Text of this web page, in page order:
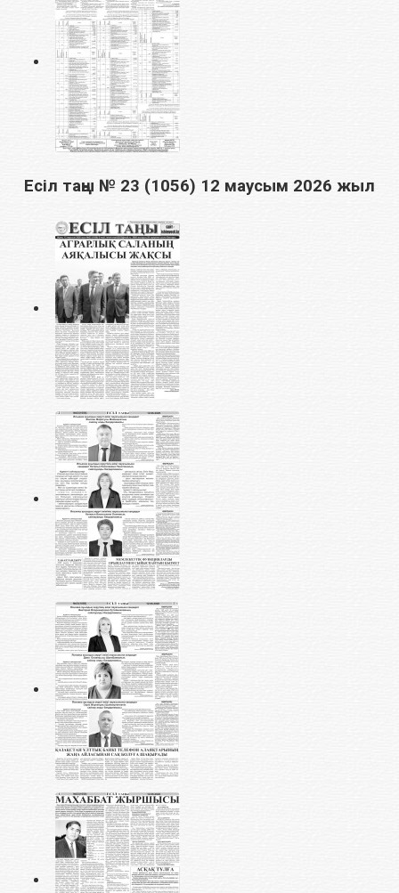
Есіл таңы № 23 (1056) 12 маусым 2026 жыл